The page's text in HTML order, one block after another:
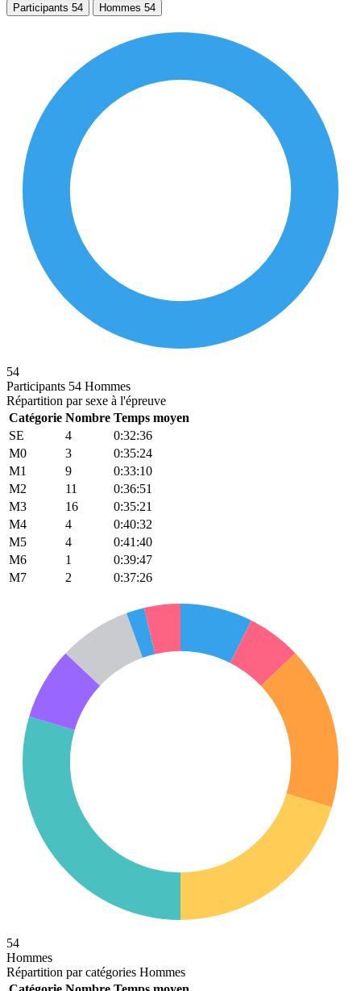
Participants 54 Hommes 54
54
Participants 54 Hommes
Répartition par sexe à l'épreuve
Catégorie Nombre Temps moyen
SE
4
0:32:36
M0
3
0:35:24
M1
9
0:33:10
M2
11
0:36:51
M3
16
0:35:21
M4
4
0:40:32
M5
4
0:41:40
M6
1
0:39:47
M7
2 0:37:26
54
Hommes
Répartition par catégories Hommes